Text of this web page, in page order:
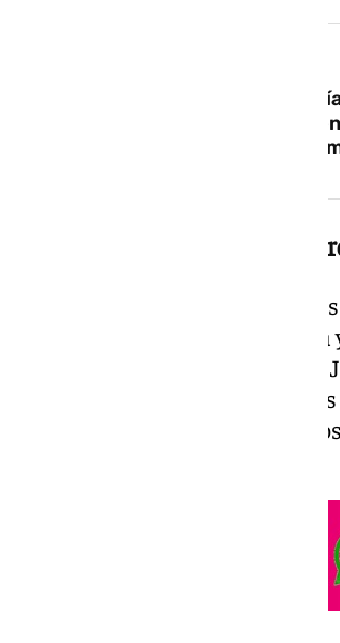
Previsión de la Aemet:
otro verano verano caluroso con
temperaturas por encima de la
Aviso amarillo en Sevilla,
La alerta estará vigente entre
cordobesa, la campiña
Guadalquivir, en la provincia
esperan temperaturas
áreas, aunque en algunos